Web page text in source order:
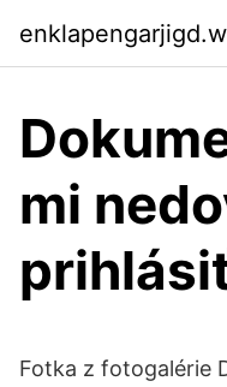
mi
Fotka z fotogalérie